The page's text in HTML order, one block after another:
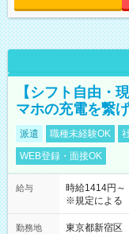
【シフト自由・
マホの充電を繋
派遣 職種未経験OK
WEB登録・面接OK
給与
時給1414円
※規定による
勤務地
東京都新宿区